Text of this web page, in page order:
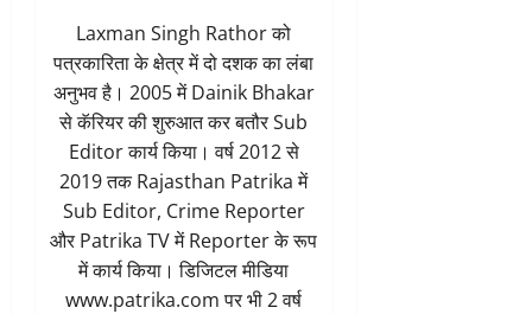
Laxman Singh Rathor को
पत्रकारिता के क्षेत्र में दो दशक का लंबा
अनुभव है। 2005 में Dainik Bhakar
से कॅरियर की शुरुआत कर बतौर Sub
Editor कार्य किया। वर्ष 2012 से
2019 तक Rajasthan Patrika में
Sub Editor, Crime Reporter
और Patrika TV में Reporter के रूप
में कार्य किया। डिजिटल मीडिया
www.patrika.com पर भी 2 वर्ष